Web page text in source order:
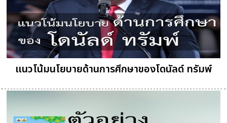
แนวโน้มนโยบายด้านการศึกษาของโดนัลด์ ทรัมพ์